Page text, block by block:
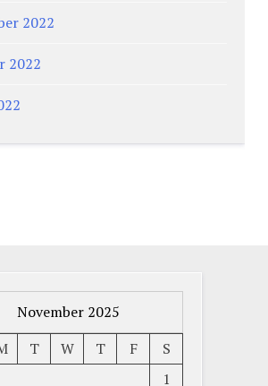
2022
2022
November 2025
T W T F
S
1